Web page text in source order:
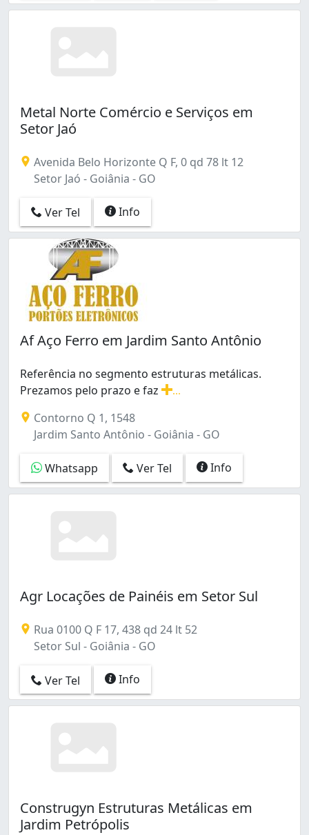
Metal Norte Comércio e Serviços em
Setor Jaó
Avenida Belo Horizonte Q F, 0 qd 78 lt 12
Setor Jaó - Goiânia - GO
Ver Tel Info
Af Aço Ferro em Jardim Santo Antônio
Referência no segmento estruturas metálicas.
Prezamos pelo prazo e faz
Contorno Q 1, 1548
Jardim Santo Antônio - Goiânia - GO
Whatsapp Ver Tel Info
Agr Locações de Painéis em Setor Sul
Rua 0100 Q F 17, 438 qd 24 lt 52
Setor Sul - Goiânia - GO
Ver Tel Info
Construgyn Estruturas Metálicas em
Jardim Petrópolis